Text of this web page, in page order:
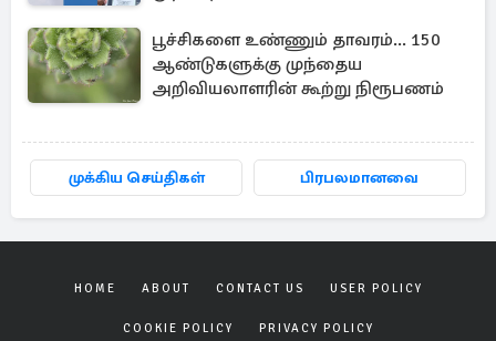
பூச்சிகளை உண்ணும் தாவரம்... 150
ஆண்டுகளுக்கு முந்தைய
அறிவியலாளரின் கூற்று நிரூபணம்
முக்கிய செய்திகள் பிரபலமானவை
HOME ABOUT CONTACT US USER POLICY
COOKIE POLICY PRIVACY POLICY